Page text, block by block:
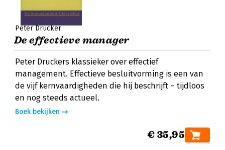
Peter Drucker
De effectieve manager
Peter Druckers klassieker over effectief
management. Effectieve besluitvorming is een van
de vijf kernvaardigheden die hij beschrijft – tijdloos
en nog steeds actueel.
Boek bekijken
€ 35,95